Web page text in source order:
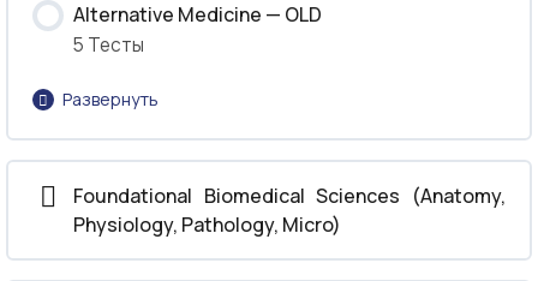
Alternative Medicine — OLD
5 Тесты
Развернуть
Урок Content
Acupuncture & Meridian Points
Foundational Biomedical Sciences (Anatomy,
Physiology, Pathology, Micro)